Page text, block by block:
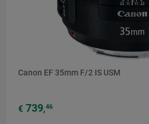
Canon EF 35mm F/2 IS USM
€ 739,46